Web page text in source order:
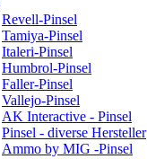
Revell-Pinsel
Tamiya-Pinsel
Italeri-Pinsel
Humbrol-Pinsel
Faller-Pinsel
Vallejo-Pinsel
AK Interactive - Pinsel
Pinsel - diverse Hersteller
Ammo by MIG -Pinsel